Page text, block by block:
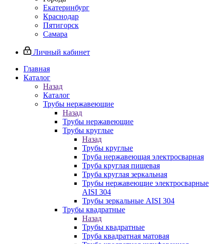
Екатеринбург
Краснодар
Пятигорск
Самара
Личный кабинет
Главная
Каталог
Назад
Каталог
Трубы нержавеющие
Назад
Трубы нержавеющие
Трубы круглые
Назад
Трубы круглые
Труба нержавеющая электросварная
Труба круглая пищевая
Труба круглая зеркальная
Трубы нержавеющие электросварные
AISI 304
Трубы зеркальные AISI 304
Трубы квадратные
Назад
Трубы квадратные
Труба квадратная матовая